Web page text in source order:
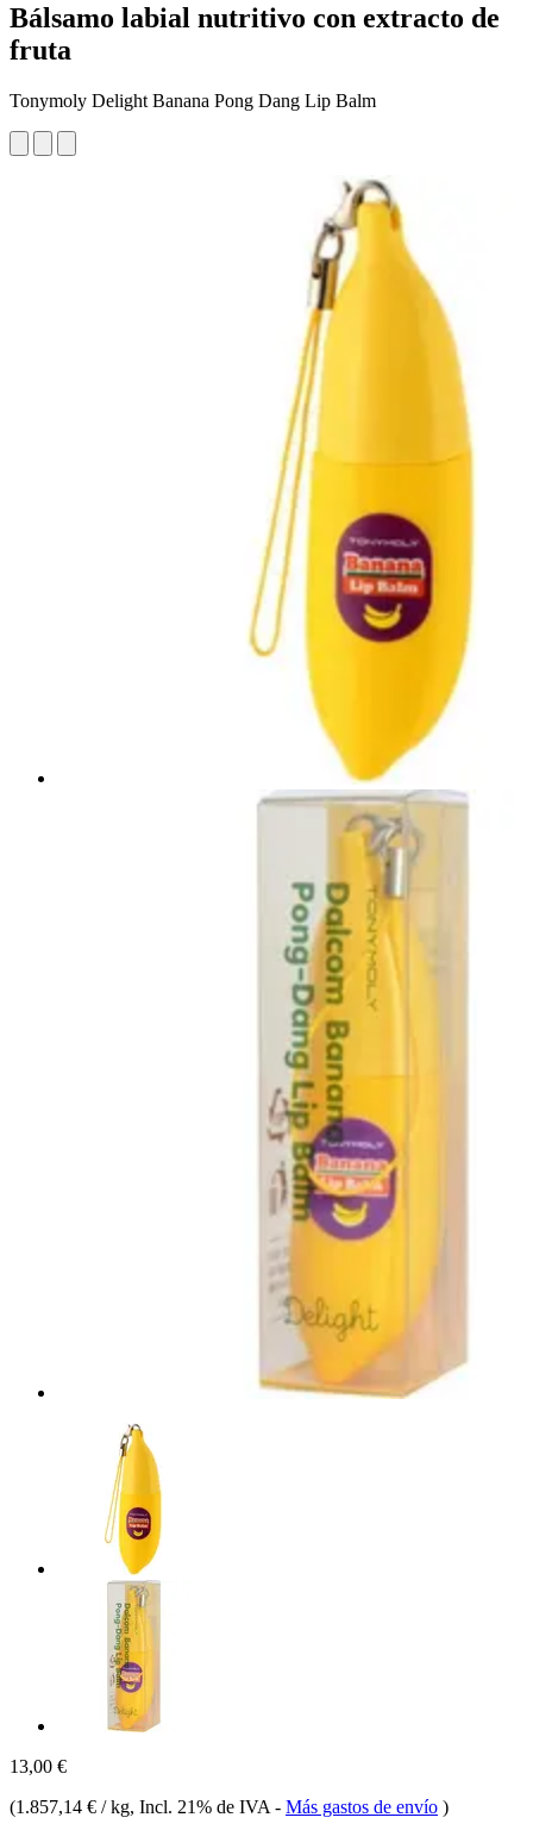
Bálsamo labial nutritivo con extracto de
fruta
Tonymoly Delight Banana Pong Dang Lip Balm
13,00 €
(1.857,14 € / kg, Incl. 21% de IVA - Más gastos de envío )